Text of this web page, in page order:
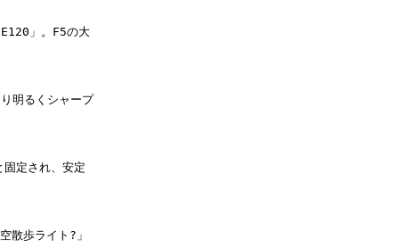
」。F5の大
明るくシャープ
定され、安定
散歩ライト?」